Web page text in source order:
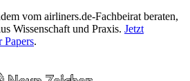
vom airliners.de-Fachbeirat beraten,
Wissenschaft und Praxis. Jetzt
Papers.